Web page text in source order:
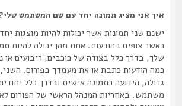
איך אני מציג תמונה יחד עם שם המשתמש שלי?
ישנם שני תמונות אשר יכולות להיות מוצגות יחד
כאשר צופים בהודעות. אחת מהן יכולה להיות
שלך, בדרך כלל בצודה של כוכבים, ריבועים או
כמה הודעות כתבת או את מעמדך בפורום. השני,
גדולה, הידועה כתמונה אישית ובדרך כלל יחודית או
משתמש. באחריות המנהל הראשי של הפורום לאפשר